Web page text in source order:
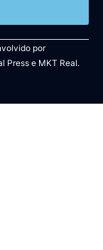
por
Presse MKT Real.